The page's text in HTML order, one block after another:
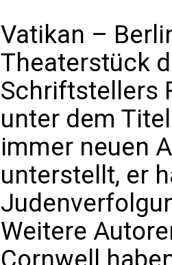
Vatikan –
Theaterstück
Schriftstellers
unter dem
immer neuen
unterstellt, er
Weitere